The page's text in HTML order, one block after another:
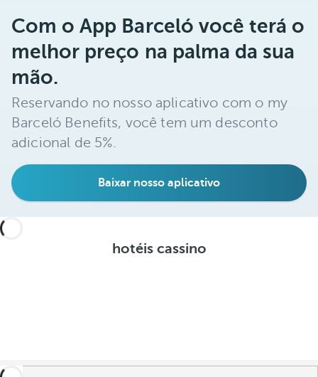
Com o App Barceló você terá o
melhor preço na palma da sua
mão.
Reservando no nosso aplicativo com o my
Barceló Benefits, você tem um desconto
adicional de 5%.
Baixar nosso aplicativo
hotéis cassino